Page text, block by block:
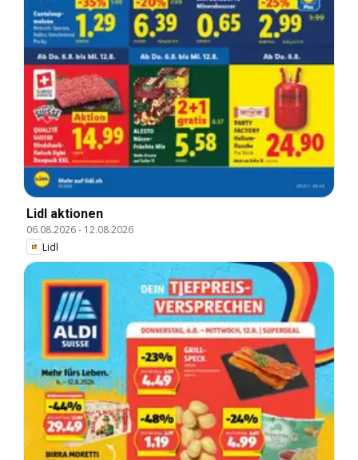
Lidl aktionen
06.08.2026- 12.08.2026
Lidl